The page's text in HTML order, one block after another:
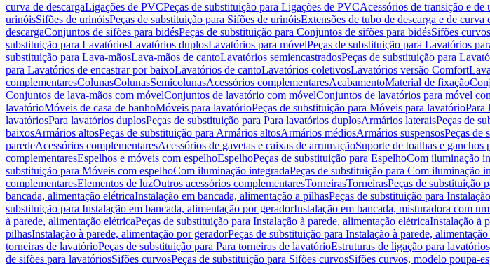
curva de descargaLigações de PVCPeças de substituição para Ligações de PVCAcessórios de transição e de
urinóisSifões de urinóisPeças de substituição para Sifões de urinóisExtensões de tubo de descarga e de curva
descargaConjuntos de sifões para bidésPeças de substituição para Conjuntos de sifões para bidésSifões curvos
substituição para LavatóriosLavatórios duplosLavatórios para móvelPeças de substituição para Lavatórios
substituição para Lava-mãosLava-mãos de cantoLavatórios semiencastradosPeças de substituição para
para Lavatórios de encastrar por baixoLavatórios de cantoLavatórios coletivosLavatórios versão Comfort
complementaresColunasColunasSemicolunasAcessórios complementaresAcabamentoMaterial de fixação
Conjuntos de lava-mãos com móvelConjuntos de lavatório com móvelConjuntos de lavatórios para móvel
lavatórioMóveis de casa de banhoMóveis para lavatórioPeças de substituição para Móveis para lavatórioPara
lavatóriosPara lavatórios duplosPeças de substituição para Para lavatórios duplosArmários lateraisPeças de
baixosArmários altosPeças de substituição para Armários altosArmários médiosArmários suspensosPeças de
paredeAcessórios complementaresAcessórios de gavetas e caixas de arrumaçãoSuporte de toalhas e ganchos
complementaresEspelhos e móveis com espelhoEspelhoPeças de substituição para EspelhoCom iluminação
substituição para Móveis com espelhoCom iluminação integradaPeças de substituição para Com iluminação
complementaresElementos de luzOutros acessórios complementaresTorneirasTorneirasPeças de substituição
bancada, alimentação elétricaInstalação em bancada, alimentação a pilhasPeças de substituição para
substituição para Instalação em bancada, alimentação por geradorInstalação em bancada, misturadora com
à parede, alimentação elétricaPeças de substituição para Instalação à parede, alimentação elétricaInstalação à
pilhasInstalação à parede, alimentação por geradorPeças de substituição para Instalação à parede,
torneiras de lavatórioPeças de substituição para Para torneiras de lavatórioEstruturas de ligação para
de sifões para lavatóriosSifões curvosPeças de substituição para Sifões curvosSifões curvos, modelo poupa-